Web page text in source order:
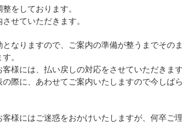
をしております。
せていただきます。
なりますので、ご案内の準備が整うまでその
。
様には、払い戻しの対応をさせていただきます
際に、あわせてご案内いたしますので今しば
様にはご迷惑をおかけいたしますが、何卒ご